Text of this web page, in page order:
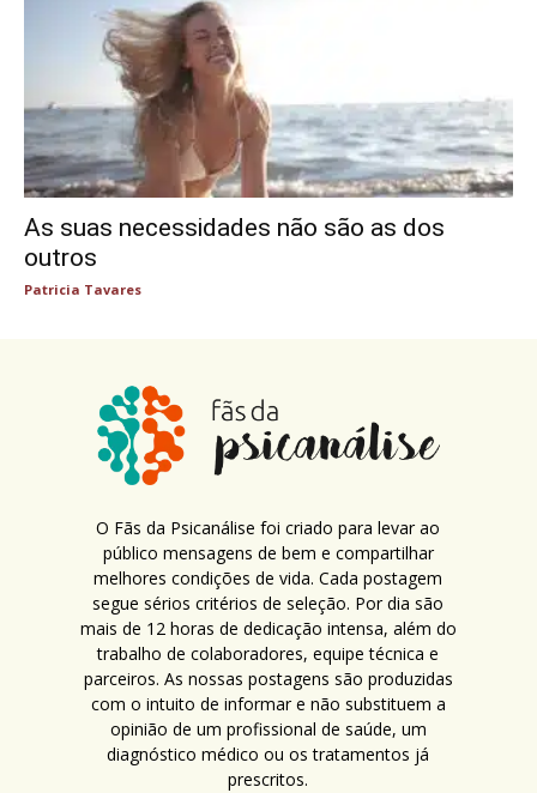
As suas necessidades não são as dos
outros
Patricia Tavares
O Fãs da Psicanálise foi criado para levar ao
público mensagens de bem e compartilhar
melhores condições de vida. Cada postagem
segue sérios critérios de seleção. Por dia são
mais de 12 horas de dedicação intensa, além do
trabalho de colaboradores, equipe técnica e
parceiros. As nossas postagens são produzidas
com o intuito de informar e não substituem a
opinião de um profissional de saúde, um
diagnóstico médico ou os tratamentos já
prescritos.